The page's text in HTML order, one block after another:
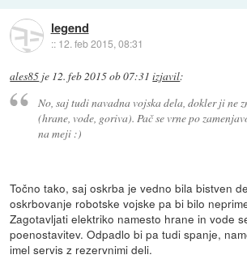
legend
:: 12. feb 2015, 08:31
ales85 je 12. feb 2015 ob 07:31 izjavil:
No, saj tudi navadna vojska dela, dokler ji ne
(hrane, vode, goriva). Pač se vrne po
na meji :)
Točno tako, saj oskrba je vedno bila bistven
oskrbovanje robotske vojske pa bi bilo
Zagotavljati elektriko namesto hrane in vode
poenostavitev. Odpadlo bi pa tudi spanje,
imel servis z rezervnimi deli.